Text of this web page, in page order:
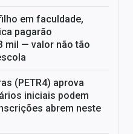
em faculdade,
pagarão
mil — valor não tão
(PETR4) aprova
iniciais podem
abrem neste